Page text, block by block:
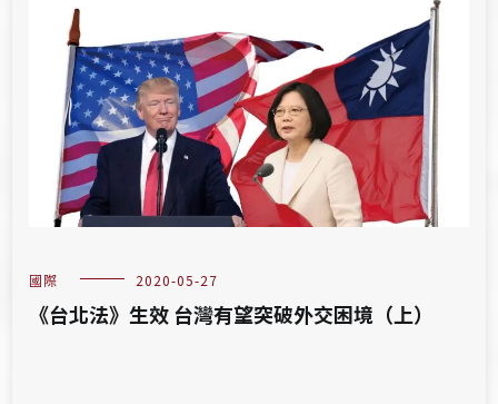
國際 2020-05-27
《台北法》生效 台灣有望突破外交困境（上）